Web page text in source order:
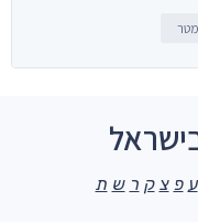
ע פ צ ק ר ש ת